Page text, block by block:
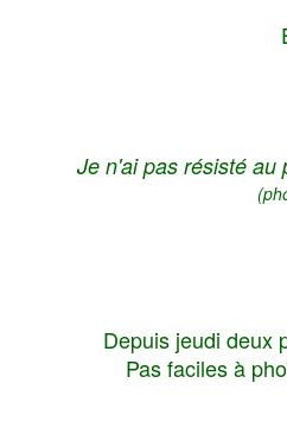
Je n'ai pas résisté
Depuis jeudi deux
Pas faciles à